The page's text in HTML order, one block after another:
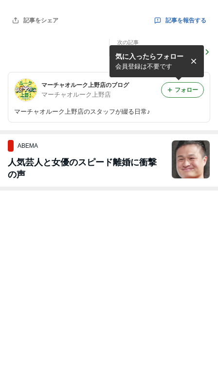
記事をシェア 記事を報告する
次の記事
”☆マーチャオルーク上野店
2025年2月OPEN予定☆”
マーチャオルーク上野店のブログ
マーチャオルーク上野店
マーチャオルーク上野店のスタッフが綴る日常♪
気に入ったらフォロー
会員登録は不要です
フォロー
ABEMA
人気芸人と女優のスピード離婚に衝撃
の声